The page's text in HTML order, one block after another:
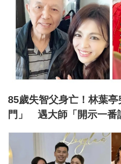
85歲失智父身亡！林葉
門」 遇大師「開示一番